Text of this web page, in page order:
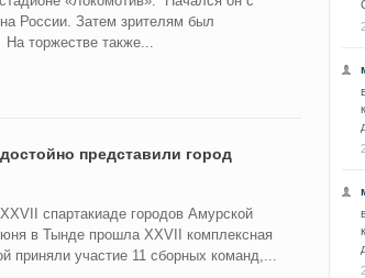
России. Затем зрителям был
На торжестве также...
представили город
спартакиаде городов Амурской
в Тынде прошла XXVII комплексная
приняли участие 11 сборных команд,...